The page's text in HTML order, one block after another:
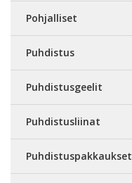
Pohjalliset
Puhdistus
Puhdistusgeelit
Puhdistusliinat
Puhdistuspakkaukset